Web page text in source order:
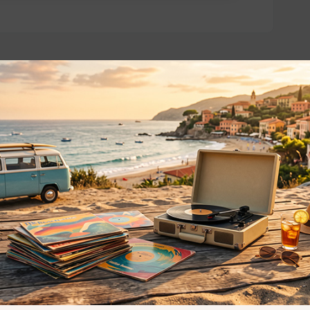
essere interessati!
dei
Privacy
Privacy Policy
Cookie Policy (UE)